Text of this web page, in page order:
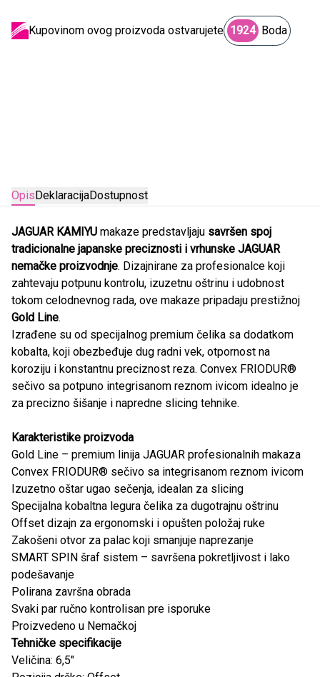
Kupovinom ovog proizvoda ostvarujete 1924 Boda
OpisDeklaracijaDostupnost
JAGUAR KAMIYU makaze predstavljaju savršen spoj
tradicionalne japanske preciznosti i vrhunske JAGUAR
nemačke proizvodnje. Dizajnirane za profesionalce koji
zahtevaju potpunu kontrolu, izuzetnu oštrinu i udobnost
tokom celodnevnog rada, ove makaze pripadaju prestižnoj
Gold Line.
Izrađene su od specijalnog premium čelika sa dodatkom
kobalta, koji obezbeđuje dug radni vek, otpornost na
koroziju i konstantnu preciznost reza. Convex FRIODUR®
sečivo sa potpuno integrisanom reznom ivicom idealno je
za precizno šišanje i napredne slicing tehnike.
Karakteristike proizvoda
Gold Line – premium linija JAGUAR profesionalnih makaza
Convex FRIODUR® sečivo sa integrisanom reznom ivicom
Izuzetno oštar ugao sečenja, idealan za slicing
Specijalna kobaltna legura čelika za dugotrajnu oštrinu
Offset dizajn za ergonomski i opušten položaj ruke
Zakošeni otvor za palac koji smanjuje naprezanje
SMART SPIN šraf sistem – savršena pokretljivost i lako
podešavanje
Polirana završna obrada
Svaki par ručno kontrolisan pre isporuke
Proizvedeno u Nemačkoj
Tehničke specifikacije
Veličina: 6,5"